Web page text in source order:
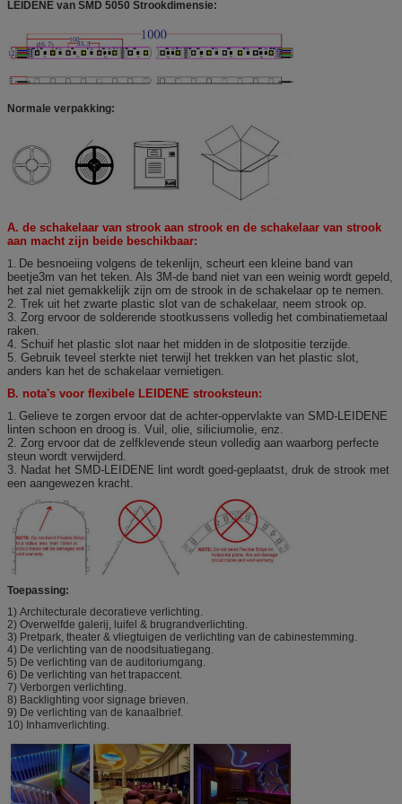
LEIDENE van SMD 5050 Strookdimensie:
Normale verpakking:
A. de schakelaar van strook aan strook en de schakelaar van strook
aan macht zijn beide beschikbaar:
1. De besnoeiing volgens de tekenlijn, scheurt een kleine band van
beetje3m van het teken. Als 3M-de band niet van een weinig wordt gepeld,
het zal niet gemakkelijk zijn om de strook in de schakelaar op te nemen.
2. Trek uit het zwarte plastic slot van de schakelaar, neem strook op.
3. Zorg ervoor de solderende stootkussens volledig het combinatiemetaal
raken.
4. Schuif het plastic slot naar het midden in de slotpositie terzijde.
5. Gebruik teveel sterkte niet terwijl het trekken van het plastic slot,
anders kan het de schakelaar vernietigen.
B. nota's voor flexibele LEIDENE strooksteun:
1. Gelieve te zorgen ervoor dat de achter-oppervlakte van SMD-LEIDENE
linten schoon en droog is. Vuil, olie, siliciumolie, enz.
2. Zorg ervoor dat de zelfklevende steun volledig aan waarborg perfecte
steun wordt verwijderd.
3. Nadat het SMD-LEIDENE lint wordt goed-geplaatst, druk de strook met
een aangewezen kracht.
Toepassing:
1) Architecturale decoratieve verlichting.
2) Overwelfde galerij, luifel & brugrandverlichting.
3) Pretpark, theater & vliegtuigen de verlichting van de cabinestemming.
4) De verlichting van de noodsituatiegang.
5) De verlichting van de auditoriumgang.
6) De verlichting van het trapaccent.
7) Verborgen verlichting.
8) Backlighting voor signage brieven.
9) De verlichting van de kanaalbrief.
10) Inhamverlichting.